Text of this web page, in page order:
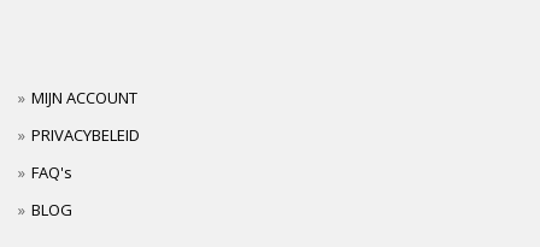
MIJN ACCOUNT
PRIVACYBELEID
FAQ's
BLOG